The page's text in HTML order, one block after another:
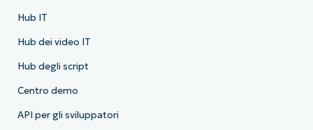
Hub IT
Hub dei video IT
Hub degli script
Centro demo
API per gli sviluppatori